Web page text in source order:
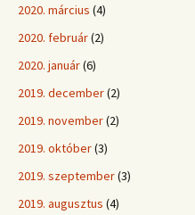
2020. március (4)
2020. február(2)
2020. január(6)
2019. december(2)
2019. november(2)
2019. október(3)
2019. szeptember(3)
2019. augusztus (4)